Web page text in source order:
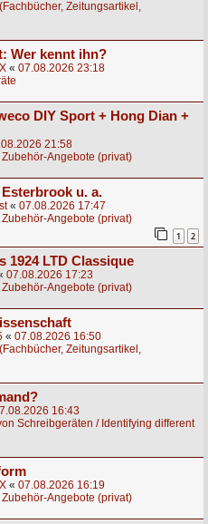
Zeitungsartikel,
Wer kennt ihn?
« 07.08.2026 23:18
DIY Sport + Hong Dian +
21:58
Angebote (privat)
u. a.
« 07.08.2026 17:47
Angebote (privat)
1 2
1924 LTD Classique
07.08.2026 17:23
Angebote (privat)
« 07.08.2026 16:50
Zeitungsartikel,
16:43
Schreibgeräten / Identifying different
« 07.08.2026 16:19
Angebote (privat)